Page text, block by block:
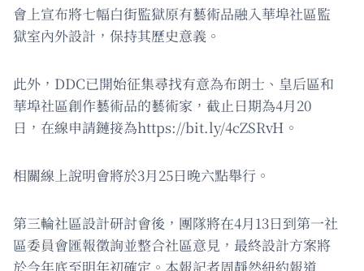
會上宣布將七幅白街監獄原有藝術品融入華埠社區監
獄室內外設計，保持其歷史意義。
此外，DDC已開始征集尋找有意為布朗士、皇后區和
華埠社區創作藝術品的藝術家，截止日期為4月20
日，在線申請鏈接為https://bit.ly/4cZSRvH。
相關線上說明會將於3月25日晚六點舉行。
第三輪社區設計研討會後，團隊將在4月13日到第一社
區委員會匯報徵詢並整合社區意見，最終設計方案將
於今年底至明年初確定。本報記者周靜然紐約報道